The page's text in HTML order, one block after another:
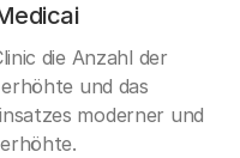
die Anzahl der
und das
moderner und